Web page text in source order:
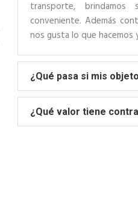
transporte,
conveniente. Además
nos gusta lo que hacemos
¿Qué pasa si mis
¿Qué valor tiene